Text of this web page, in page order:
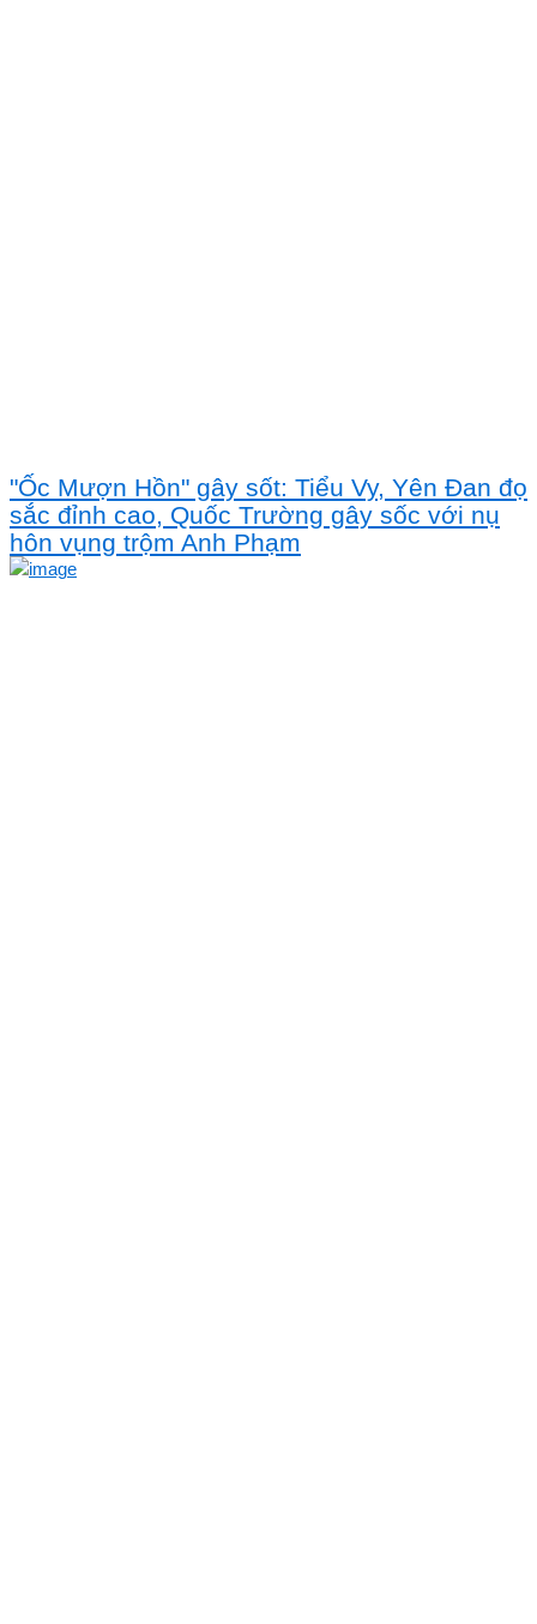
"Ốc Mượn Hồn" gây sốt: Tiểu Vy, Yên Đan đọ
sắc đỉnh cao, Quốc Trường gây sốc với nụ
hôn vụng trộm Anh Phạm